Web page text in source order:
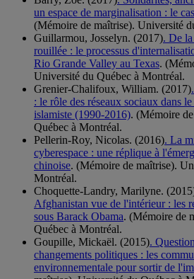
un espace de marginalisation : le
(Mémoire de maîtrise). Université
Guillarmou, Josselyn. (2017). De
rouillée : le processus
Rio Grande Valley au Texas.
Université du Québec à Montréal.
Grenier-Chalifoux, William. (2017)
: le rôle des réseaux sociaux dans
islamiste (1990-2016). (Mémoire
Québec à Montréal.
Pellerin-Roy, Nicolas. (2016). La
cyberespace : une réplique à
chinoise. (Mémoire de maîtrise).
Montréal.
Choquette-Landry, Marilyne.
Afghanistan vue de l'intérieur : les
sous Barack Obama. (Mémoire de
Québec à Montréal.
Goupille, Mickaël. (2015).
changements politiques : les
environnementale pour sortir de